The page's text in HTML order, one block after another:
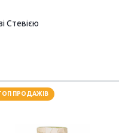
Стевією
ПРОДАЖІВ